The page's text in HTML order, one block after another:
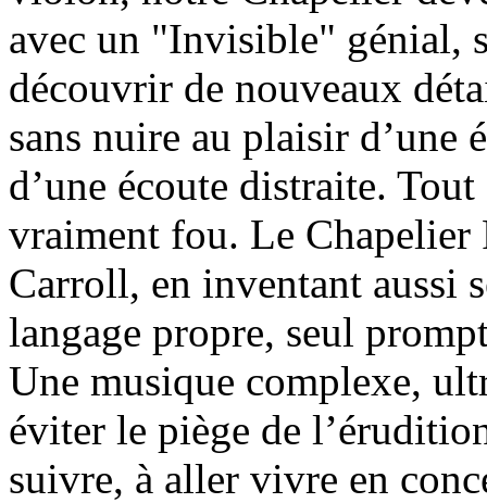
avec un "Invisible" génial,
découvrir de nouveaux
sans nuire au plaisir d’une
d’une écoute distraite.
vraiment fou. Le Chapelier
Carroll, en inventant aussi
langage propre, seul
Une musique complexe,
éviter le piège de
suivre, à aller vivre en